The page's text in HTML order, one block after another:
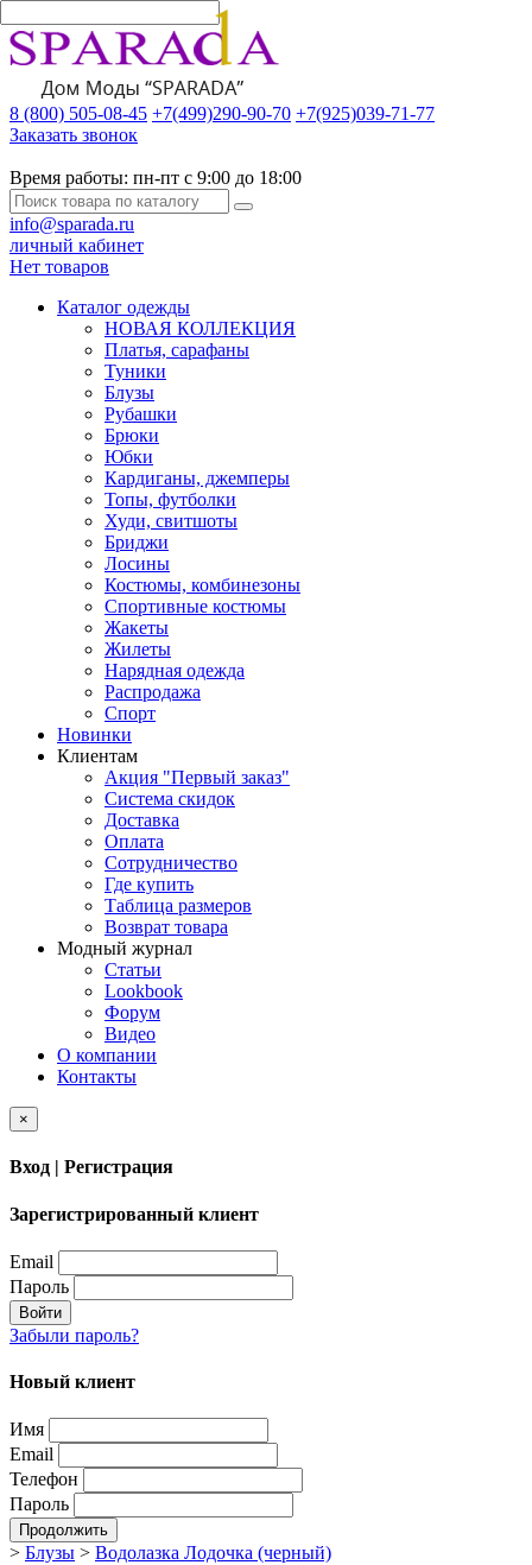
8 (800) 505-08-45 +7(499)290-90-70 +7(925)039-71-77
Заказать звонок
Время работы: пн-пт с 9:00 до 18:00
info@sparada.ru
личный кабинет
Нет товаров
Каталог одежды
НОВАЯ КОЛЛЕКЦИЯ
Платья, сарафаны
Туники
Блузы
Рубашки
Брюки
Юбки
Кардиганы, джемперы
Топы, футболки
Худи, свитшоты
Бриджи
Лосины
Костюмы, комбинезоны
Спортивные костюмы
Жакеты
Жилеты
Нарядная одежда
Распродажа
Спорт
Новинки
Клиентам
Акция "Первый заказ"
Система скидок
Доставка
Оплата
Сотрудничество
Где купить
Таблица размеров
Возврат товара
Модный журнал
Статьи
Lookbook
Форум
Видео
О компании
Контакты
×
Вход | Регистрация
Зарегистрированный клиент
Email
Пароль
Войти
Забыли пароль?
Новый клиент
Имя
Email
Телефон
Пароль
Продолжить
> Блузы > Водолазка Лодочка (черный)